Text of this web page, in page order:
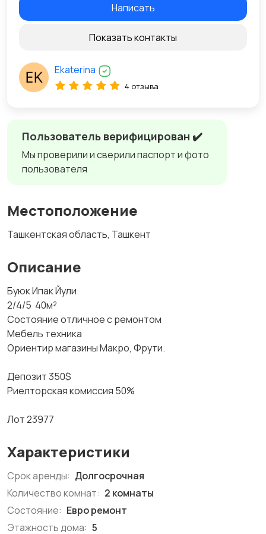
Пользователь верифицирован ✔️
Мы проверили и сверили паспорт и фото
пользователя
Местоположение
Ташкентская область, Ташкент
Описание
Буюк Ипак Йули
2/4/5 40м²
Состояние отличное с ремонтом
Мебель техника
Ориентир магазины Макро, Фрути.
Депозит 350$
Риелторская комиссия 50%
Лот 23977
Характеристики
Срок аренды: Долгосрочная
Количество комнат: 2 комнаты
Состояние: Евро ремонт
Этажность дома: 5
Написать
Показать контакты
Ekaterina
4 отзыва